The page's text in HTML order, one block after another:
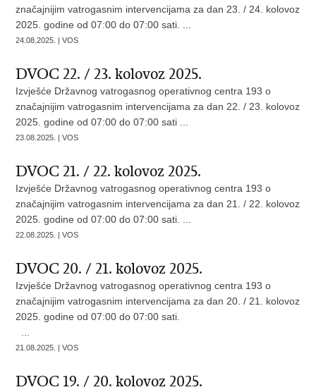
značajnijim vatrogasnim intervencijama za dan 23. / 24. kolovoz
2025. godine od 07:00 do 07:00 sati. ...
24.08.2025. | VOS
DVOC 22. / 23. kolovoz 2025.
Izvješće Državnog vatrogasnog operativnog centra 193 o
značajnijim vatrogasnim intervencijama za dan 22. / 23. kolovoz
2025. godine od 07:00 do 07:00 sati ...
23.08.2025. | VOS
DVOC 21. / 22. kolovoz 2025.
Izvješće Državnog vatrogasnog operativnog centra 193 o
značajnijim vatrogasnim intervencijama za dan 21. / 22. kolovoz
2025. godine od 07:00 do 07:00 sati. ...
22.08.2025. | VOS
DVOC 20. / 21. kolovoz 2025.
Izvješće Državnog vatrogasnog operativnog centra 193 o
značajnijim vatrogasnim intervencijama za dan 20. / 21. kolovoz
2025. godine od 07:00 do 07:00 sati.
21.08.2025. | VOS
DVOC 19. / 20. kolovoz 2025.